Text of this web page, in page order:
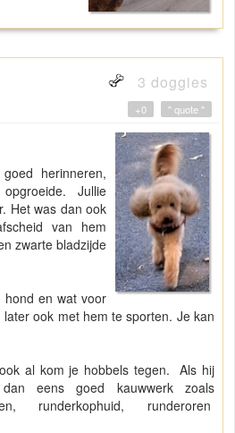
3 doggies
" quote "
+0
herinneren,
Jullie
Het was dan ook
van hem
zwarte bladzijde
hond en wat voor
ook met hem te sporten. Je kan
al kom je hobbels tegen. Als hij
eens goed kauwwerk zoals
runderkophuid, runderoren